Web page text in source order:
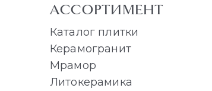
АССОРТИМЕНТ
Каталог плитки
Керамогранит
Мрамор
Литокерамика